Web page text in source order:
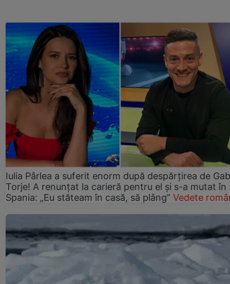
Iulia Pârlea a suferit enorm după despărțirea de
Torje! A renunțat la carieră pentru el și s-a mutat în
Spania: „Eu stăteam în casă, să plâng” Vedete